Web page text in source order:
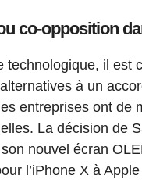
co-opposition
technologique, il est
à un
entreprises ont de
La décision de
nouvel écran
l’iPhone X à